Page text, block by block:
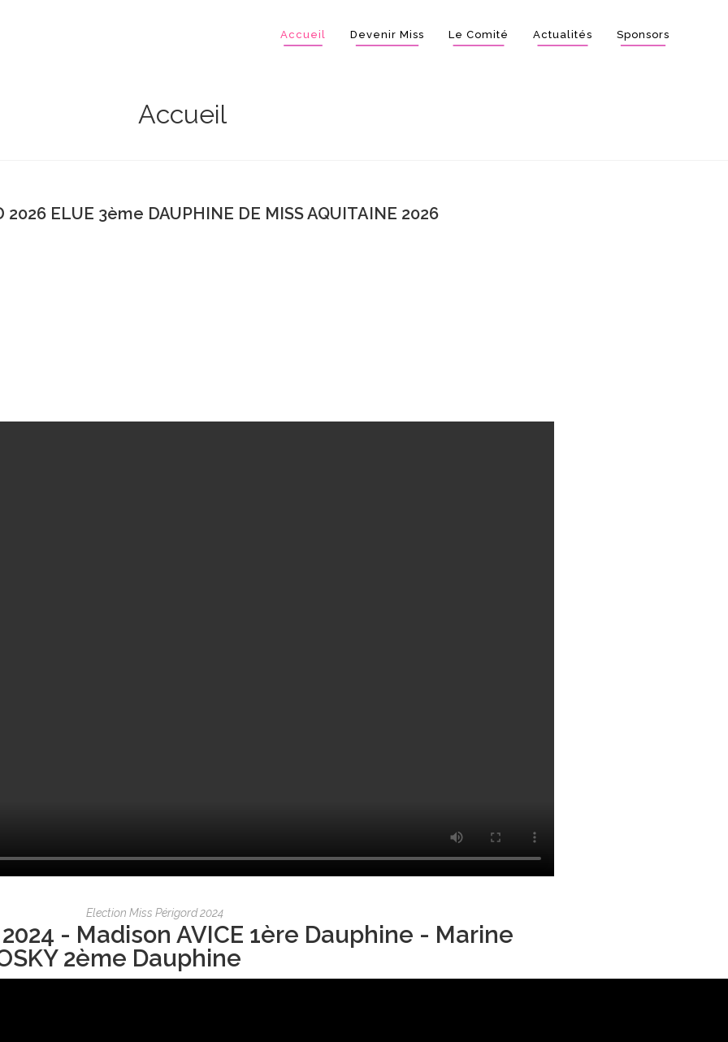
Accueil Devenir Miss Le Comité Actualités Sponsors
Accueil
2026 ELUE 3ème DAUPHINE DE MISS AQUITAINE 2026
Election Miss Périgord 2024
- Madison AVICE 1ère Dauphine - Marine
2ème Dauphine